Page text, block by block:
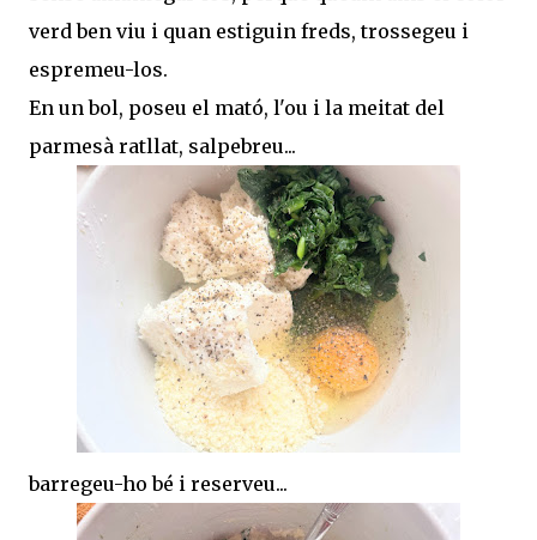
verd ben viu i quan estiguin freds, trossegeu i
espremeu-los.
En un bol, poseu el mató, l'ou i la meitat del
parmesà ratllat, salpebreu...
barregeu-ho bé i reserveu...